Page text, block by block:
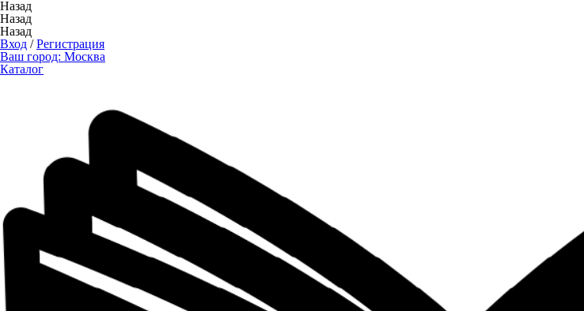
Назад
Назад
Назад
Вход /Регистрация
Ваш город: Москва
Каталог